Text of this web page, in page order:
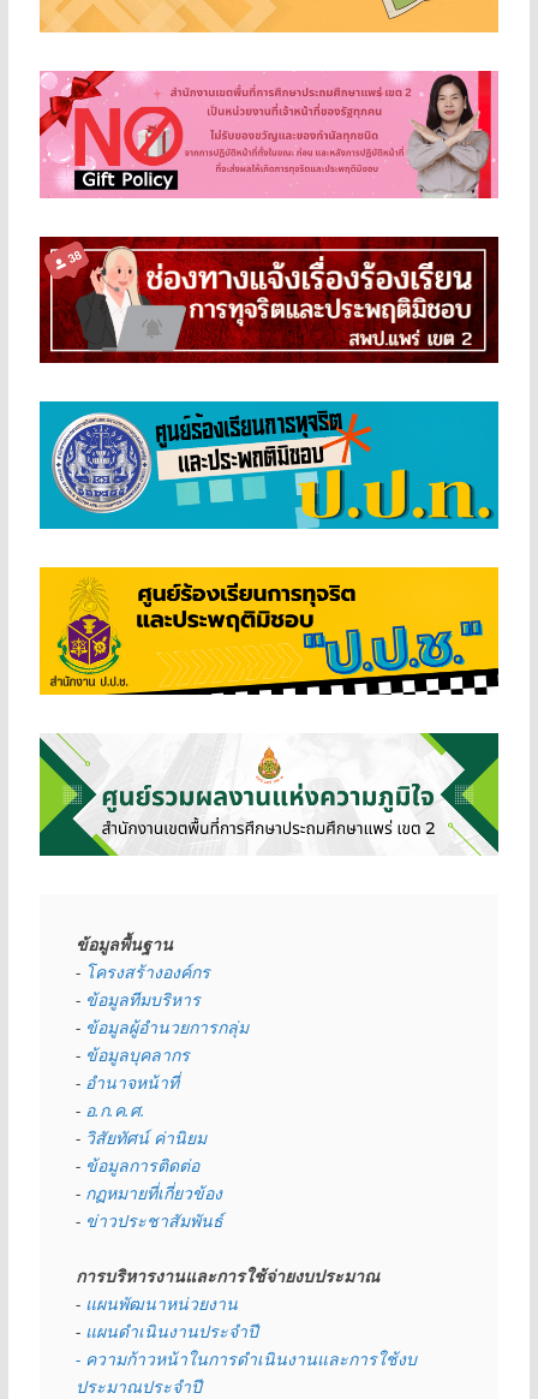
ข้อมูลพื้นฐาน
- โครงสร้างองค์กร
- ข้อมูลทีมบริหาร
- ข้อมูลผู้อำนวยการกลุ่ม
- ข้อมูลบุคลากร
- อำนาจหน้าที่
- อ.ก.ค.ศ.
- วิสัยทัศน์ ค่านิยม
- ข้อมูลการติดต่อ
- กฏหมายที่เกี่ยวข้อง
- ข่าวประชาสัมพันธ์
การบริหารงานและการใช้จ่ายงบประมาณ
- แผนพัฒนาหน่วยงาน
- แผนดำเนินงานประจำปี
- ความก้าวหน้าในการดำเนินงานและการใช้งบ
ประมาณประจำปี